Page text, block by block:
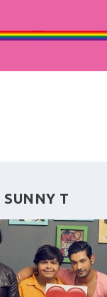
SUNNY T